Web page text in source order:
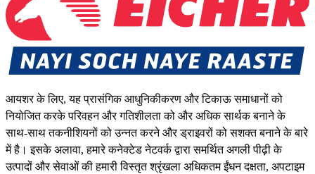
आयशर के लिए, यह प्रासंगिक आधुनिकीकरण और टिकाऊ समाधानों को
नियोजित करके परिवहन और गतिशीलता को और अधिक सार्थक बनाने के
साथ-साथ तकनीशियनों को उन्नत करने और ड्राइवरों को सशक्त बनाने के बारे
में है। इसके अलावा, हमारे कनेक्टेड नेटवर्क द्वारा समर्थित अगली पीढ़ी के
उत्पादों और सेवाओं की हमारी विस्तृत श्रृंखला अधिकतम ईंधन दक्षता, अपटाइम